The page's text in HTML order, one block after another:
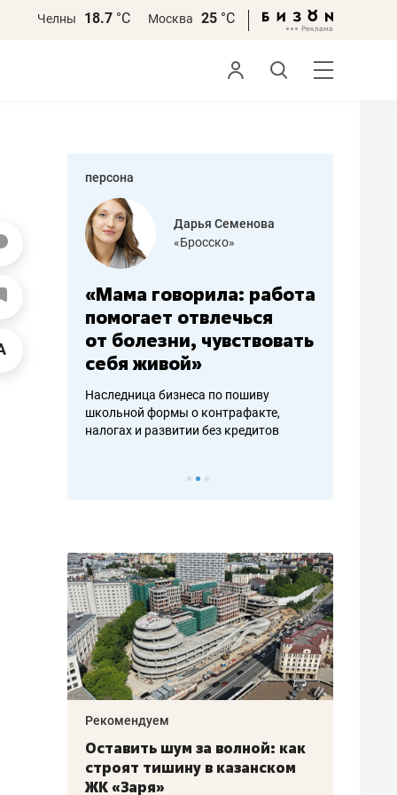
Челны 18.7 °С Москва 25 °С
персона
Дарья Семенова
«Бросско»
«Мама говорила: работа
помогает отвлечься
от болезни, чувствовать
себя живой»
Наследница бизнеса по пошиву
школьной формы о контрафакте,
налогах и развитии без кредитов
Рекомендуем
Оставить шум за волной: как
строят тишину в казанском
ЖК «Заря»